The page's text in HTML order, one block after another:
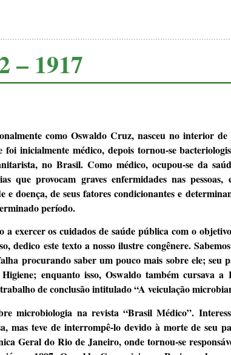
– 1917
como Oswaldo Cruz, nasceu no interior
inicialmente médico, depois tornou-se
no Brasil. Como médico, ocupou-se da
que provocam graves enfermidades nas pessoas,
doença, de seus fatores condicionantes e
período.
exercer os cuidados de saúde pública com o
dedico este texto a nosso ilustre congênere.
procurando saber um pouco mais sobre ele; seu
enquanto isso, Oswaldo também cursava a
de conclusão intitulado “A veiculação
microbiologia na revista “Brasil Médico”.
mas teve de interrompê-lo devido à morte de seu
Geral do Rio de Janeiro, onde tornou-se